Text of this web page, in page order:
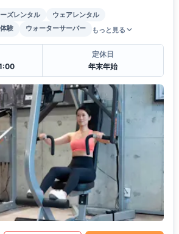
ズレンタル
ウェアレンタル
験 ウォーターサーバー もっと見る
定休日
年末年始